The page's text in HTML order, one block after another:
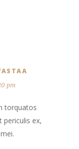
pm
torquatos
periculis ex,